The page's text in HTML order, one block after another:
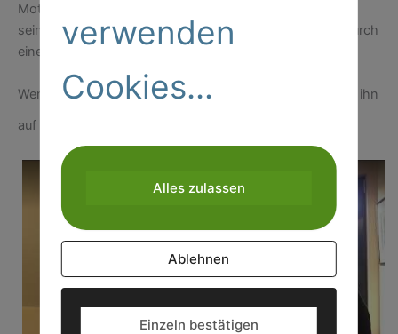
Motivationstrainer unterwegs. Warum er sagt, dass er
seinen TRAUMJOB gefunden hat, wenn auch bedingt durch
einen tragischen Unfall, erfährst du im Interview.
Wenn du mehr über David erfahren möchtest, findest du ihn
auf
verwenden
Cookies...
Alles zulassen
Ablehnen
Einzeln bestätigen